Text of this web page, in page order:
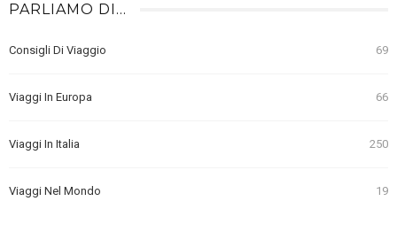
PARLIAMO DI…
Consigli Di Viaggio 69
Viaggi In Europa 66
Viaggi In Italia 250
Viaggi Nel Mondo 19